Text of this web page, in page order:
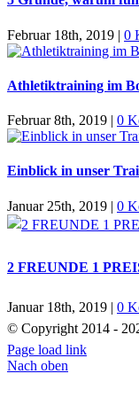
Februar 18th, 2019 | 0
Athletiktraining im
Februar 8th, 2019 | 0
Einblick in unser
Januar 25th, 2019 | 0
2 FREUNDE 1
Januar 18th, 2019 | 0
© Copyright 2014 -
Page load link
Nach oben